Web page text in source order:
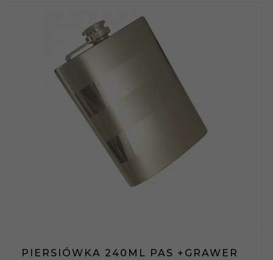
PIERSIÓWKA 240ML PAS +GRAWER